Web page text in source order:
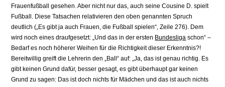
Frauenfuß­ball gesehen. Aber nicht nur das, auch seine Cousine D. spielt
Fußball. Diese Tatsachen relativieren den oben genannten Spruch
deutlich („Es gibt ja auch Frauen, die Fußball spielen“, Zeile 276). Dem
wird noch eines draufgesetzt: „Und das in der ersten Bundesliga schon“ –
Bedarf es noch höherer Weihen für die Richtigkeit dieser Erkenntnis?!
Bereitwillig greift die Lehrerin den „Ball“ auf: „Ja, das ist genau richtig. Es
gibt keinen Grund dafür, besser gesagt, es gibt überhaupt gar keinen
Grund zu sagen: Das ist doch nichts für Mädchen und das ist auch nichts